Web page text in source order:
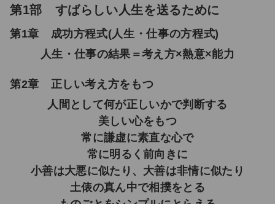
第1部 すばらしい人生を送るために
第1章 成功方程式(人生・仕事の方程式)
人生・仕事の結果＝考え方×熱意×能力
第2章 正しい考え方をもつ
人間として何が正しいかで判断する
美しい心をもつ
常に謙虚に素直な心で
常に明るく前向きに
小善は大悪に似たり、大善は非情に似たり
土俵の真ん中で相撲をとる